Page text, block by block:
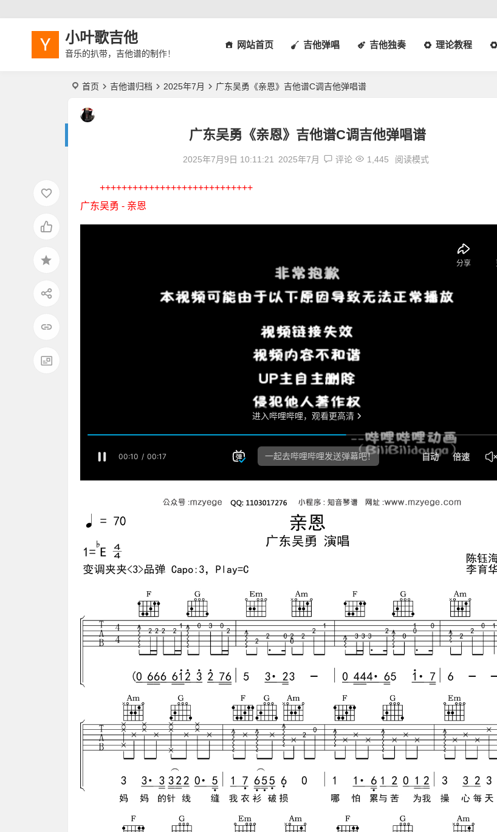
小叶歌吉他
音乐的扒带，吉他谱的制作！
网站首页 吉他弹唱 吉他独奏 理论教程
首页 吉他谱归档 2025年7月 广东吴勇《亲恩》吉他谱C调吉他弹唱谱
广东吴勇《亲恩》吉他谱C调吉他弹唱谱
2025年7月9日 10:11:21 2025年7月 评论 1,445 阅读模式
++++++++++++++++++++++++++++
广东吴勇 - 亲恩